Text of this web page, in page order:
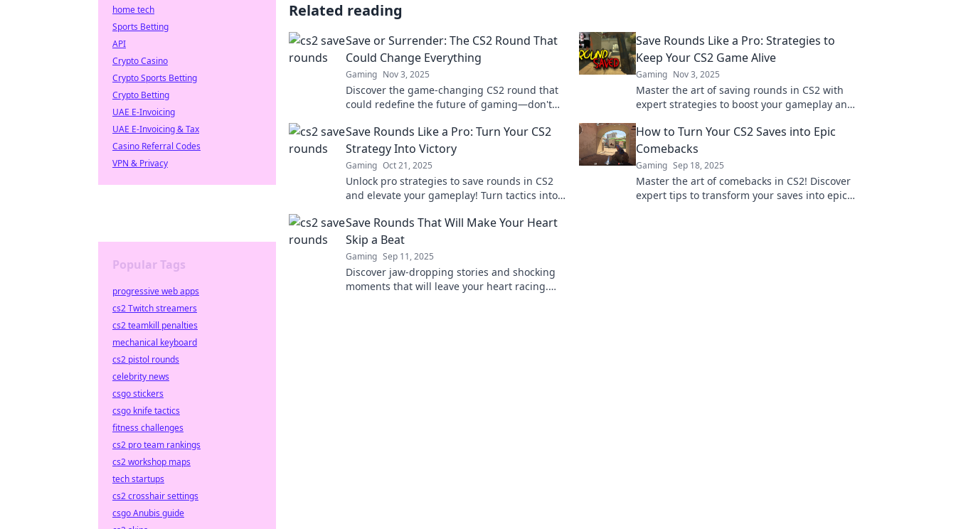
Related reading
Save or Surrender: The CS2 Round That
Could Change Everything
Gaming Nov 3, 2025
Discover the game-changing CS2 round that
could redefine the future of gaming—don't
Save Rounds Like a Pro: Strategies to
Keep Your CS2 Game Alive
Gaming Nov 3, 2025
Master the art of saving rounds in CS2 with
expert strategies to boost your gameplay and
now!
Save Rounds Like a Pro: Turn Your CS2
Strategy Into Victory
Gaming Oct 21, 2025
Unlock pro strategies to save rounds in CS2
and elevate your gameplay! Turn tactics into
How to Turn Your CS2 Saves into Epic
Comebacks
Gaming Sep 18, 2025
Master the art of comebacks in CS2! Discover
expert tips to transform your saves into epic
Save Rounds That Will Make Your Heart
Skip a Beat
Gaming Sep 11, 2025
Discover jaw-dropping stories and shocking
moments that will leave your heart racing.
home tech
Sports Betting
API
Crypto Casino
Crypto Sports Betting
Crypto Betting
UAE E-Invoicing
UAE E-Invoicing & Tax
Casino Referral Codes
VPN & Privacy
Popular Tags
progressive web apps
cs2 Twitch streamers
cs2 teamkill penalties
mechanical keyboard
cs2 pistol rounds
celebrity news
csgo stickers
csgo knife tactics
fitness challenges
cs2 pro team rankings
cs2 workshop maps
tech startups
cs2 crosshair settings
csgo Anubis guide